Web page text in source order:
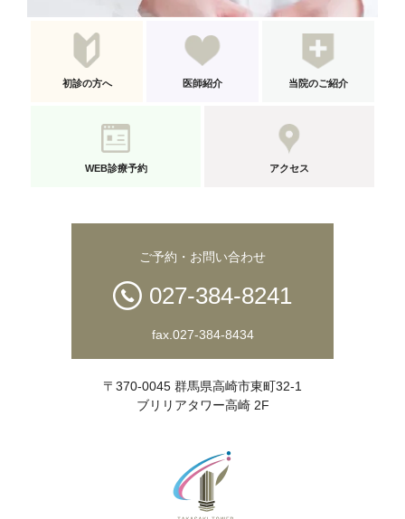
初診の方へ 医師紹介 当院のご紹介
WEB診療予約 アクセス
ご予約・お問い合わせ
027-384-8241
fax.027-384-8434
〒370-0045 群馬県高崎市東町32-1
ブリリアタワー高崎 2F